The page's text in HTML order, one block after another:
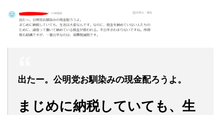
出たー。公明党お馴染みの現金配ろうよ。
まじめに納税していても、生